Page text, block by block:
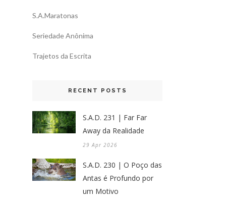
S.A.Maratonas
Seriedade Anônima
Trajetos da Escrita
RECENT POSTS
S.A.D. 231 | Far Far
Away da Realidade
29 Apr 2026
S.A.D. 230 | O Poço das
Antas é Profundo por
um Motivo